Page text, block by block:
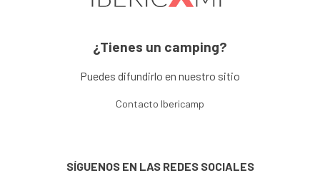
¿Tienes un camping?
Puedes difundirlo en nuestro sitio
Contacto Ibericamp
SÍGUENOS EN LAS REDES SOCIALES